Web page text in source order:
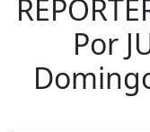
Por